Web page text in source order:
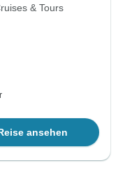
& Tours
ansehen